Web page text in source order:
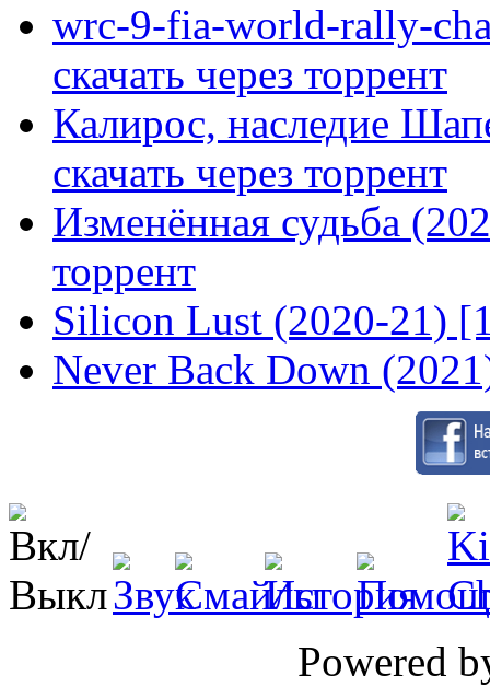
wrc-9-fia-world-rally-
скачать через торрент
Калирос, наследие
скачать через торрент
Изменённая судьба
торрент
Silicon Lust (2020-21)
Never Back Down
Powered